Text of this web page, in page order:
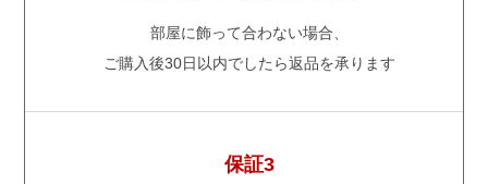
部屋に飾って合わない場合、
ご購入後30日以内でしたら返品を承ります
保証3